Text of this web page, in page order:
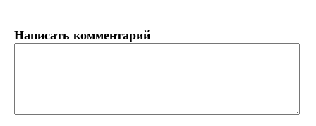
Написать комментарий